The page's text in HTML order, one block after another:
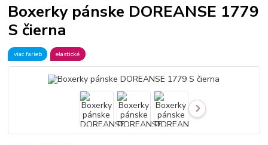
Boxerky pánske DOREANSE 1779
S čierna
viac farieb elastické